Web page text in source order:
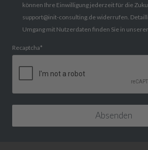
können Ihre Einwilligung jederzeit für die
support@init-consulting.de widerrufen.
Umgang mit Nutzerdaten finden Sie in
Recaptcha*